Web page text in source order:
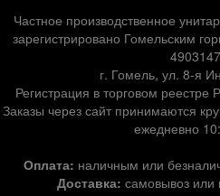
Частное производственное
зарегистрировано Гомельским
г. Гомель, ул. 8-я
Регистрация в торговом
Заказы через сайт принимаются
ежедневно
Оплата: наличным или
Доставка: самовывоз или